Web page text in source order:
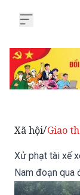
Xã hội/Giao
Xử phạt tài xế
Nam đoạn qua